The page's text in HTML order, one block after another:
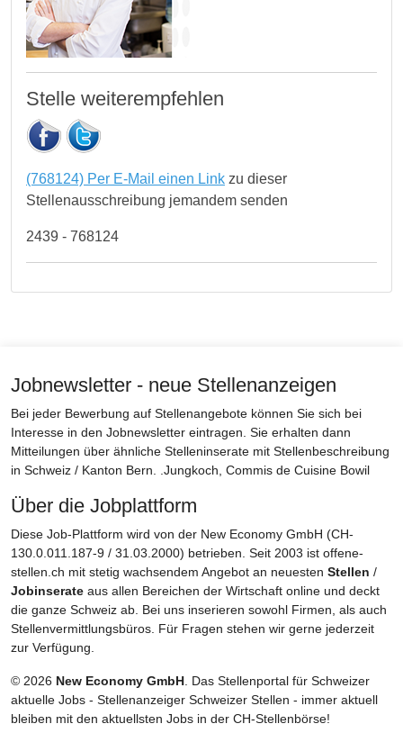
Stelle weiterempfehlen
(768124) Per E-Mail einen Link zu dieser
Stellenausschreibung jemandem senden
2439 - 768124
Jobnewsletter - neue Stellenanzeigen
Bei jeder Bewerbung auf Stellenangebote können Sie sich bei
Interesse in den Jobnewsletter eintragen. Sie erhalten dann
Mitteilungen über ähnliche Stelleninserate mit Stellenbeschreibung
in Schweiz / Kanton Bern. .Jungkoch, Commis de Cuisine Bowil
Über die Jobplattform
Diese Job-Plattform wird von der New Economy GmbH (CH-
130.0.011.187-9 / 31.03.2000) betrieben. Seit 2003 ist offene-
stellen.ch mit stetig wachsendem Angebot an neuesten Stellen /
Jobinserate aus allen Bereichen der Wirtschaft online und deckt
die ganze Schweiz ab. Bei uns inserieren sowohl Firmen, als auch
Stellenvermittlungsbüros. Für Fragen stehen wir gerne jederzeit
zur Verfügung.
© 2026 New Economy GmbH . Das Stellenportal für Schweizer
aktuelle Jobs - Stellenanzeiger Schweizer Stellen - immer aktuell
bleiben mit den aktuellsten Jobs in der CH-Stellenbörse!